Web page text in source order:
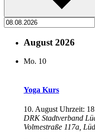
August 2026
Mo. 10
Yoga Kurs
10. August Uhrzeit:
DRK Stadtverband
Volmestraße 117a,